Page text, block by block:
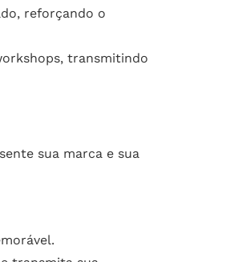
reforçando o
transmitindo
sua marca e sua